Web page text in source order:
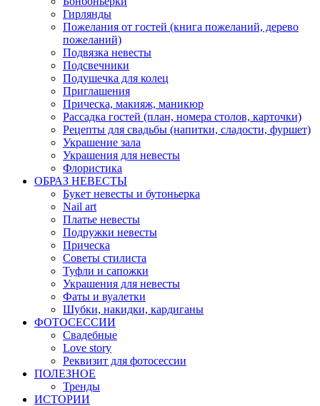
Гирлянды
Пожелания от гостей (книга пожеланий, дерево
пожеланий)
Подвязка невесты
Подсвечники
Подушечка для колец
Приглашения
Прическа, макияж, маникюр
Рассадка гостей (план, номера столов, карточки)
Рецепты для свадьбы (напитки, сладости, фуршет)
Украшение зала
Украшения для невесты
Флористика
ОБРАЗ НЕВЕСТЫ
Букет невесты и бутоньерка
Nail art
Платье невесты
Подружки невесты
Прическа
Советы стилиста
Туфли и сапожки
Украшения для невесты
Фаты и вуалетки
Шубки, накидки, кардиганы
ФОТОСЕССИИ
Свадебные
Love story
Реквизит для фотосессии
ПОЛЕЗНОЕ
Тренды
ИСТОРИИ